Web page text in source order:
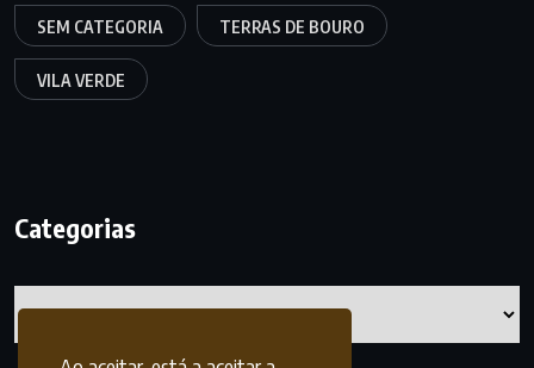
SEM CATEGORIA TERRAS DE BOURO
VILA VERDE
Categorias